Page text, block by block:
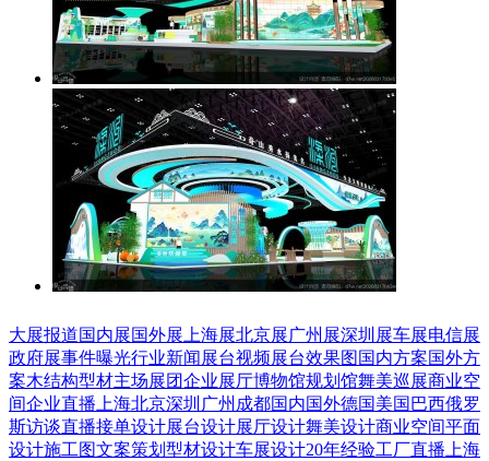
大展报道国内展国外展 上海展北京展广州展深圳展车展电信展
政府展事件曝光行业新闻 展台视频展台效果图 国内方案国外方
案木结构型材主场展团企业展厅博物馆规划馆舞美巡展商业空
间企业直播 上海北京深圳 广州 成都国内国外德国美国 巴西俄罗
斯访谈直播接单设计展台设计展厅设计舞美设计商业空间平面
设计施工图文案策划 型材设计车展设计20年经验工厂直播 上海